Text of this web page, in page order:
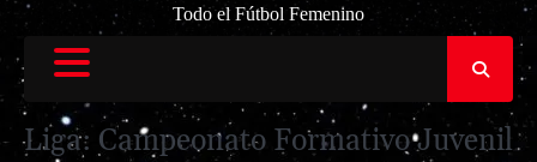
Todo el Fútbol Femenino
Liga: Campeonato Formativo Juvenil